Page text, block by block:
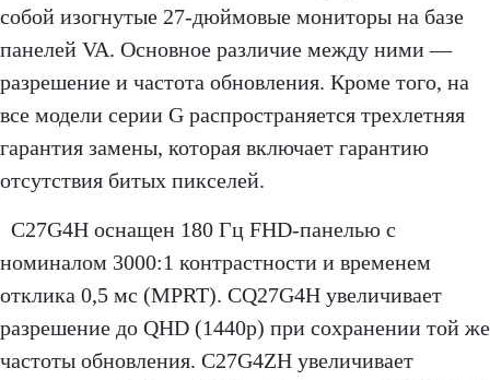
собой изогнутые 27-дюймовые мониторы на базе
панелей VA. Основное различие между ними —
разрешение и частота обновления. Кроме того, на
все модели серии G распространяется трехлетняя
гарантия замены, которая включает гарантию
отсутствия битых пикселей.
C27G4H оснащен 180 Гц FHD-панелью с
номиналом 3000:1 контрастности и временем
отклика 0,5 мс (MPRT). CQ27G4H увеличивает
разрешение до QHD (1440p) при сохранении той же
частоты обновления. C27G4ZH увеличивает